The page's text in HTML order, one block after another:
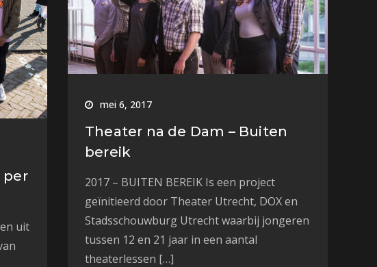
per
uit
mei 6, 2017
Theater na de Dam – Buiten
bereik
2017 – BUITEN BEREIK Is een project
geïnitieerd door Theater Utrecht, DOX en
Stadsschouwburg Utrecht waarbij jongeren
tussen 12 en 21 jaar in een aantal
theaterlessen […]